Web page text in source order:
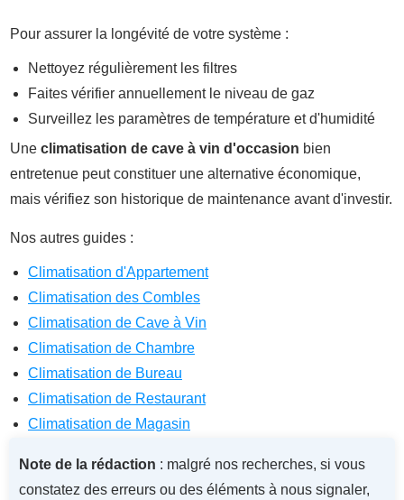
Pour assurer la longévité de votre système :
Nettoyez régulièrement les filtres
Faites vérifier annuellement le niveau de gaz
Surveillez les paramètres de température et d'humidité
Une climatisation de cave à vin d'occasion bien
entretenue peut constituer une alternative économique,
mais vérifiez son historique de maintenance avant d'investir.
Nos autres guides :
Climatisation d'Appartement
Climatisation des Combles
Climatisation de Cave à Vin
Climatisation de Chambre
Climatisation de Bureau
Climatisation de Restaurant
Climatisation de Magasin
Note de la rédaction : malgré nos recherches, si vous
constatez des erreurs ou des éléments à nous signaler,